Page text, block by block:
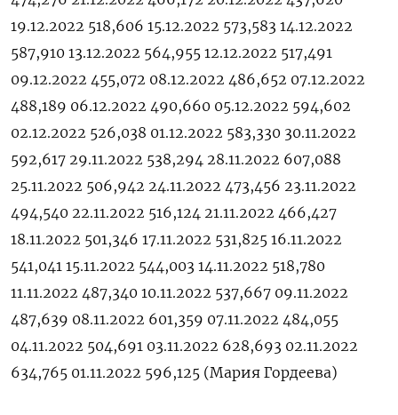
19.12.2022 518,606 15.12.2022 573,583 14.12.2022
587,910 13.12.2022 564,955 12.12.2022 517,491
09.12.2022 455,072 08.12.2022 486,652 07.12.2022
488,189 06.12.2022 490,660 05.12.2022 594,602
02.12.2022 526,038 01.12.2022 583,330 30.11.2022
592,617 29.11.2022 538,294 28.11.2022 607,088
25.11.2022 506,942 24.11.2022 473,456 23.11.2022
494,540 22.11.2022 516,124 21.11.2022 466,427
18.11.2022 501,346 17.11.2022 531,825 16.11.2022
541,041 15.11.2022 544,003 14.11.2022 518,780
11.11.2022 487,340 10.11.2022 537,667 09.11.2022
487,639 08.11.2022 601,359 07.11.2022 484,055
04.11.2022 504,691 03.11.2022 628,693 02.11.2022
634,765 01.11.2022 596,125 (Мария Гордеева)